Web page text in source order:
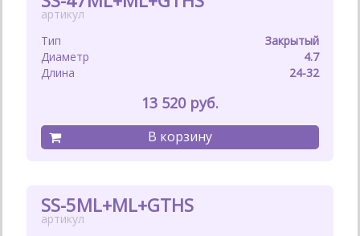
Закрытый
4.7
24-32
13 520
SS-5ML+ML+GTHS